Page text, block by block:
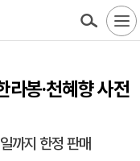
라봉·천혜향 사전
까지 한정 판매